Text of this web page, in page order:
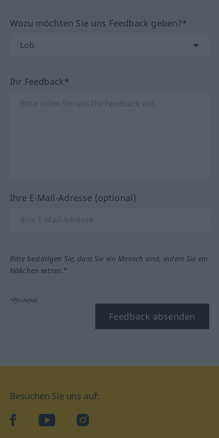
Wozu möchten Sie uns Feedback geben?*
Ihr Feedback*
Ihre E-Mail-Adresse (optional)
Bitte bestätigen Sie, dass Sie ein Mensch sind, indem Sie ein
Häkchen setzen.*
*Pflichtfeld
Feedback absenden
Besuchen Sie uns auf:
facebookYouTube Instagram